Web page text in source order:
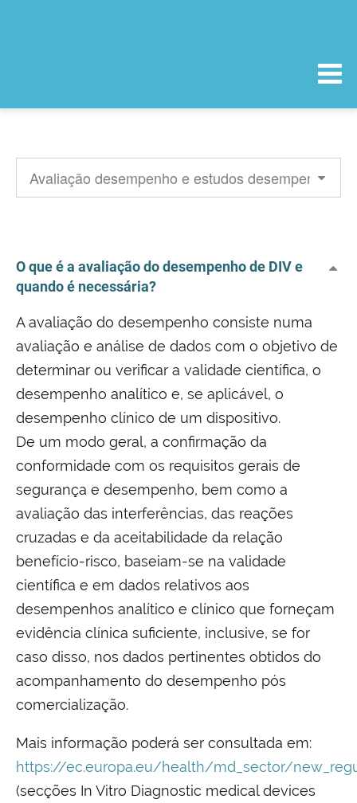
O que é a avaliação do desempenho de DIV e
quando é necessária?
A avaliação do desempenho consiste numa
avaliação e análise de dados com o objetivo de
determinar ou verificar a validade científica, o
desempenho analítico e, se aplicável, o
desempenho clínico de um dispositivo.
De um modo geral, a confirmação da
conformidade com os requisitos gerais de
segurança e desempenho, bem como a
avaliação das interferências, das reações
cruzadas e da aceitabilidade da relação
benefício-risco, baseiam-se na validade
científica e em dados relativos aos
desempenhos analítico e clínico que forneçam
evidência clínica suficiente, inclusive, se for
caso disso, nos dados pertinentes obtidos do
acompanhamento do desempenho pós
comercialização.
Mais informação poderá ser consultada em:
https://ec.europa.eu/health/md_sector/
(secções In Vitro Diagnostic medical devices